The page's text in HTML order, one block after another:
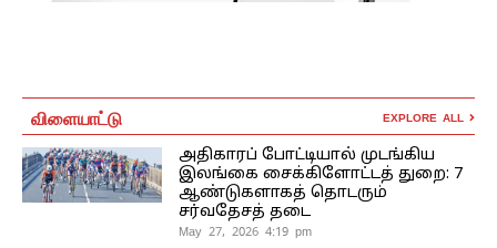
விளையாட்டு EXPLORE ALL
அதிகாரப் போட்டியால் முடங்கிய
இலங்கை சைக்கிளோட்டத் துறை: 7
ஆண்டுகளாகத் தொடரும்
சர்வதேசத் தடை
May 27, 2026 4:19 pm